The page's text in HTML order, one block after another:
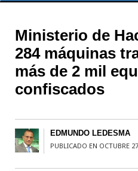
Ministerio de
284 máquinas
más de 2 mil
confiscados
EDMUNDO LEDESMA
PUBLICADO EN OCTUBRE